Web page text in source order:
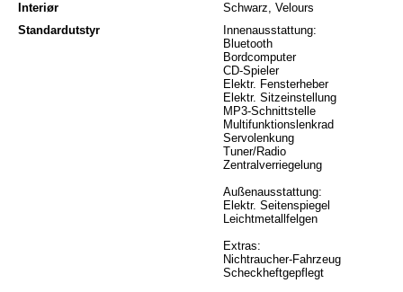
Interiør
Schwarz, Velours
Standardutstyr
Innenausstattung:
Bluetooth
Bordcomputer
CD-Spieler
Elektr. Fensterheber
Elektr. Sitzeinstellung
MP3-Schnittstelle
Multifunktionslenkrad
Servolenkung
Tuner/Radio
Zentralverriegelung
Außenausstattung:
Elektr. Seitenspiegel
Leichtmetallfelgen
Extras:
Nichtraucher-Fahrzeug
Scheckheftgepflegt